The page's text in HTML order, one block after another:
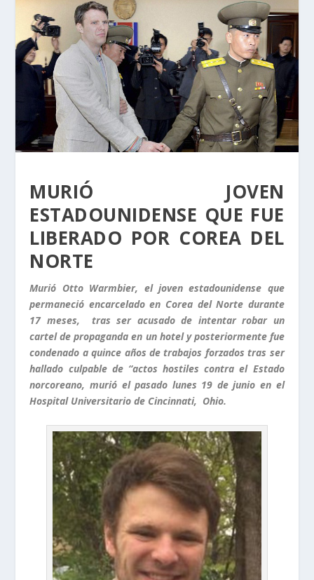
MURIÓ JOVEN
ESTADOUNIDENSE QUE FUE
LIBERADO POR COREA DEL
NORTE
Murió Otto Warmbier, el joven estadounidense que
permaneció encarcelado en Corea del Norte durante
17 meses, tras ser acusado de intentar robar un
cartel de propaganda en un hotel y posteriormente fue
condenado a quince años de trabajos forzados tras ser
hallado culpable de “actos hostiles contra el Estado
norcoreano, murió el pasado lunes 19 de junio en el
Hospital Universitario de Cincinnati, Ohio.